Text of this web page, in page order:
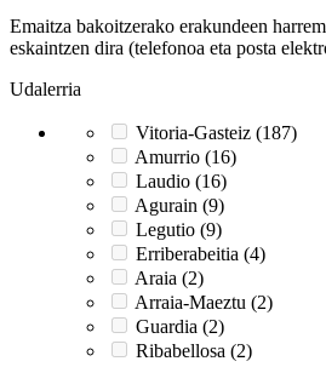
Emaitza bakoitzerako erakundeen
eskaintzen dira (telefonoa eta posta
Udalerria
Vitoria-Gasteiz (187)
Amurrio (16)
Laudio (16)
Agurain (9)
Legutio (9)
Erriberabeitia (4)
Araia (2)
Arraia-Maeztu (2)
Guardia (2)
Ribabellosa (2)